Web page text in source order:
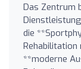
Das Zentrum
die
Rehabilitation
**moderne